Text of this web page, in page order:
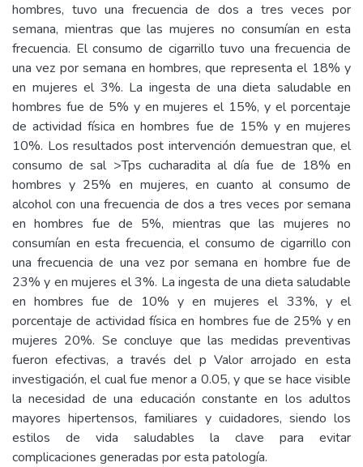
hombres, tuvo una frecuencia de dos a tres veces por
semana, mientras que las mujeres no consumían en esta
frecuencia. El consumo de cigarrillo tuvo una frecuencia de
una vez por semana en hombres, que representa el 18% y
en mujeres el 3%. La ingesta de una dieta saludable en
hombres fue de 5% y en mujeres el 15%, y el porcentaje
de actividad física en hombres fue de 15% y en mujeres
10%. Los resultados post intervención demuestran que, el
consumo de sal >Tps cucharadita al día fue de 18% en
hombres y 25% en mujeres, en cuanto al consumo de
alcohol con una frecuencia de dos a tres veces por semana
en hombres fue de 5%, mientras que las mujeres no
consumían en esta frecuencia, el consumo de cigarrillo con
una frecuencia de una vez por semana en hombre fue de
23% y en mujeres el 3%. La ingesta de una dieta saludable
en hombres fue de 10% y en mujeres el 33%, y el
porcentaje de actividad física en hombres fue de 25% y en
mujeres 20%. Se concluye que las medidas preventivas
fueron efectivas, a través del p Valor arrojado en esta
investigación, el cual fue menor a 0.05, y que se hace visible
la necesidad de una educación constante en los adultos
mayores hipertensos, familiares y cuidadores, siendo los
estilos de vida saludables la clave para evitar
complicaciones generadas por esta patología.